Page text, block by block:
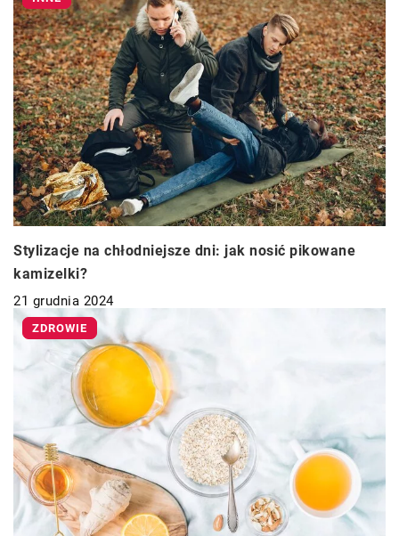
Stylizacje na chłodniejsze dni: jak nosić pikowane
kamizelki?
21 grudnia 2024
ZDROWIE